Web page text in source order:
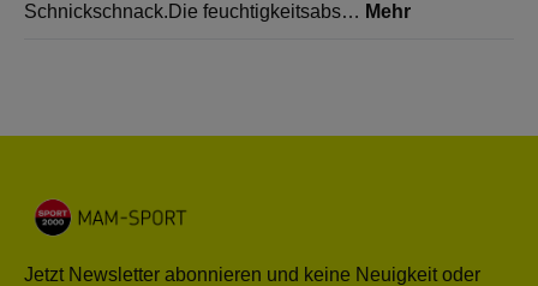
Schnickschnack.Die feuchtigkeitsabs… Mehr
Jetzt Newsletter abonnieren und keine Neuigkeit oder